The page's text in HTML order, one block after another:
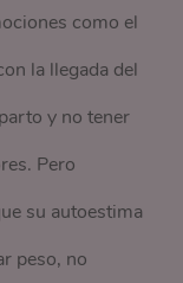
como el
la llegada del
y no tener
Pero
su autoestima
peso, no